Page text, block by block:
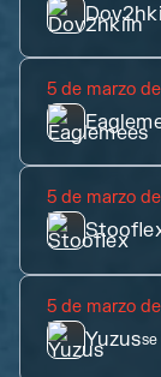
5 de marzo
5 de marzo
5 de marzo
Yuzusse